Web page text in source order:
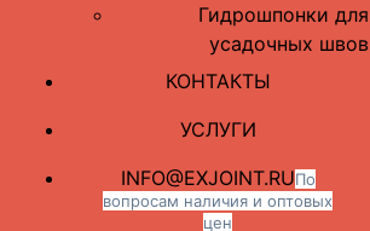
Гидрошпонки для
усадочных швов
КОНТАКТЫ
УСЛУГИ
INFO@EXJOINT.RUПо
вопросам наличия и оптовых
цен